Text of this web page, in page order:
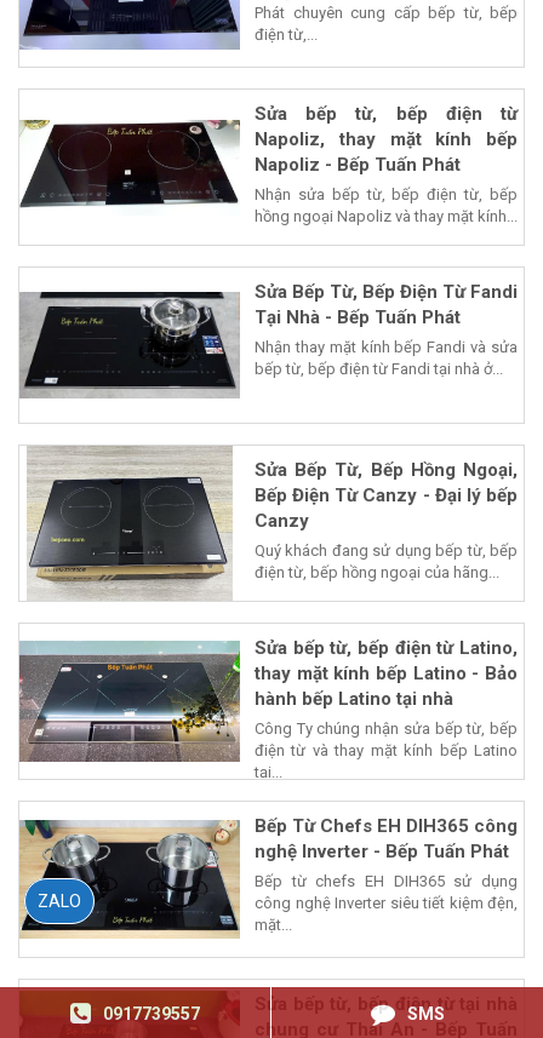
Phát chuyên cung cấp bếp từ, bếp
điện từ,...
Sửa bếp từ, bếp điện từ
Napoliz, thay mặt kính bếp
Napoliz - Bếp Tuấn Phát
Nhận sửa bếp từ, bếp điện từ, bếp
hồng ngoại Napoliz và thay mặt kính...
Sửa Bếp Từ, Bếp Điện Từ Fandi
Tại Nhà - Bếp Tuấn Phát
Nhận thay mặt kính bếp Fandi và sửa
bếp từ, bếp điện từ Fandi tại nhà ở...
Sửa Bếp Từ, Bếp Hồng Ngoại,
Bếp Điện Từ Canzy - Đại lý bếp
Canzy
Quý khách đang sử dụng bếp từ, bếp
điện từ, bếp hồng ngoại của hãng...
Sửa bếp từ, bếp điện từ Latino,
thay mặt kính bếp Latino - Bảo
hành bếp Latino tại nhà
Công Ty chúng nhận sửa bếp từ, bếp
điện từ và thay mặt kính bếp Latino
tại...
Bếp Từ Chefs EH DIH365 công
nghệ Inverter - Bếp Tuấn Phát
Bếp từ chefs EH DIH365 sử dụng
công nghệ Inverter siêu tiết kiệm đện,
mặt...
Sửa bếp từ, bếp điện từ tại nhà
chung cư Thái An - Bếp Tuấn
0917739557 SMS
ZALO